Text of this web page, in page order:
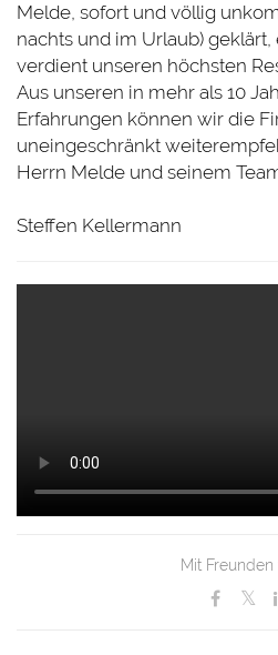
Melde, sofort und völlig
nachts und im Urlaub)
verdient unseren höchsten
Aus unseren in mehr als 10
Erfahrungen können wir die
uneingeschränkt
Herrn Melde und seinem
Steffen Kellermann
Mit Freunden